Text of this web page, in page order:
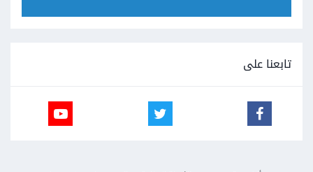
تابعنا على